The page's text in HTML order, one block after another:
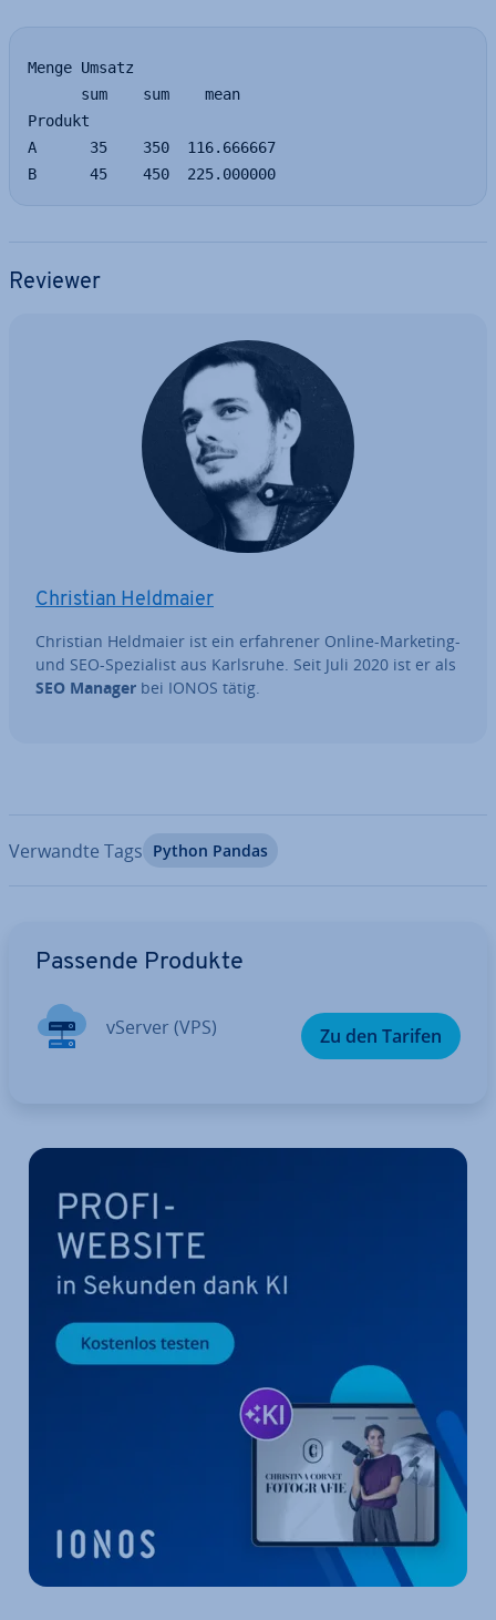
Menge Umsatz
      sum    sum    mean
Produkt
A      35    350  116.666667
B      45    450  225.000000
Reviewer
Christian Heldmaier
Christian Heldmaier ist ein er­fah­re­ner Online-Marketing-
und SEO-Spe­zia­list aus Karlsruhe. Seit Juli 2020 ist er als
SEO Manager bei IONOS tätig.
Verwandte Tags Python Pandas
Passende Produkte
vServer (VPS) Zu den Tarifen